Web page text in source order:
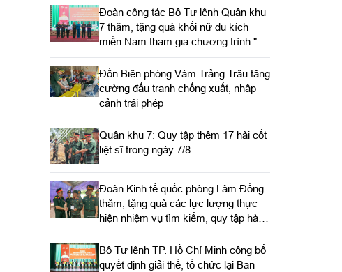
Đoàn công tác Bộ Tư lệnh Quân khu
7 thăm, tặng quà khối nữ du kích
miền Nam tham gia chương trình "Tổ
quốc trong tim"
Đồn Biên phòng Vàm Trảng Trâu tăng
cường đấu tranh chống xuất, nhập
cảnh trái phép
Quân khu 7: Quy tập thêm 17 hài cốt
liệt sĩ trong ngày 7/8
Đoàn Kinh tế quốc phòng Lâm Đồng
thăm, tặng quà các lực lượng thực
hiện nhiệm vụ tìm kiếm, quy tập hài
cốt liệt sĩ
Bộ Tư lệnh TP. Hồ Chí Minh công bố
quyết định giải thể, tổ chức lại Ban